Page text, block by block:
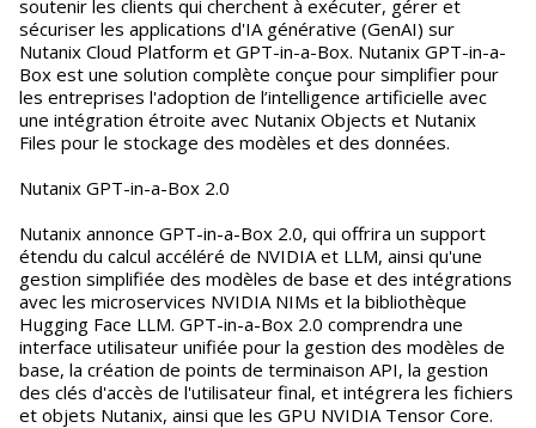
soutenir les clients qui cherchent à exécuter, gérer et
sécuriser les applications d'IA générative (GenAI) sur
Nutanix Cloud Platform et GPT-in-a-Box. Nutanix GPT-in-a-
Box est une solution complète conçue pour simplifier pour
les entreprises l'adoption de l’intelligence artificielle avec
une intégration étroite avec Nutanix Objects et Nutanix
Files pour le stockage des modèles et des données.
Nutanix GPT-in-a-Box 2.0
Nutanix annonce GPT-in-a-Box 2.0, qui offrira un support
étendu du calcul accéléré de NVIDIA et LLM, ainsi qu'une
gestion simplifiée des modèles de base et des intégrations
avec les microservices NVIDIA NIMs et la bibliothèque
Hugging Face LLM. GPT-in-a-Box 2.0 comprendra une
interface utilisateur unifiée pour la gestion des modèles de
base, la création de points de terminaison API, la gestion
des clés d'accès de l'utilisateur final, et intégrera les fichiers
et objets Nutanix, ainsi que les GPU NVIDIA Tensor Core.